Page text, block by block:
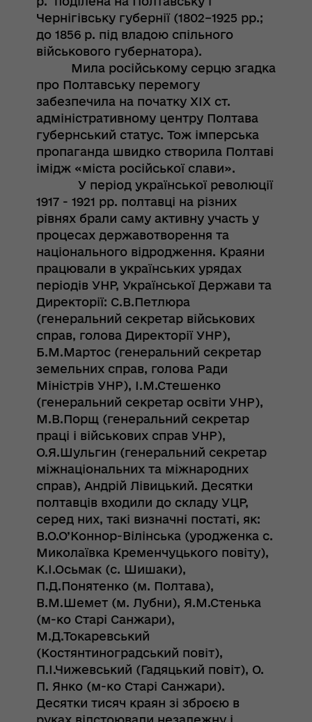
Чернігівську губернії (1802–1925 рр.;
до 1856 р. під владою спільного
військового губернатора).
Мила російському серцю згадка
про Полтавську перемогу
забезпечила на початку ХІХ ст.
адміністративному центру Полтава
губернський статус. Тож імперська
пропаганда швидко створила Полтаві
імідж «міста російської слави».
У період української революції
1917 - 1921 рр. полтавці на різних
рівнях брали саму активну участь у
процесах державотворення та
національного відродження. Краяни
працювали в українських урядах
періодів УНР, Української Держави та
Директорії: С.В.Петлюра
(генеральний секретар військових
справ, голова Директорії УНР),
Б.М.Мартос (генеральний секретар
земельних справ, голова Ради
Міністрів УНР), І.М.Стешенко
(генеральний секретар освіти УНР),
М.В.Порщ (генеральний секретар
праці і військових справ УНР),
О.Я.Шульгин (генеральний секретар
міжнаціональних та міжнародних
справ), Андрій Лівицький. Десятки
полтавців входили до складу УЦР,
серед них, такі визначні постаті, як:
В.О.О’Коннор-Вілінська (уродженка с.
Миколаївка Кременчуцького повіту),
К.І.Осьмак (с. Шишаки),
П.Д.Понятенко (м. Полтава),
В.М.Шемет (м. Лубни), Я.М.Стенька
(м-ко Старі Санжари),
М.Д.Токаревський
(Костянтиноградський повіт),
П.І.Чижевський (Гадяцький повіт), О.
П. Янко (м-ко Старі Санжари).
Десятки тисяч краян зі зброєю в